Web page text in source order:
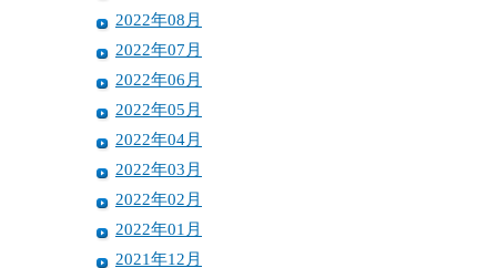
2022年08月
2022年07月
2022年06月
2022年05月
2022年04月
2022年03月
2022年02月
2022年01月
2021年12月